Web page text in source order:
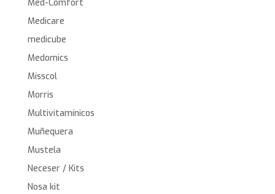
Med-Comfort
Medicare
medicube
Medomics
Misscol
Morris
Multivitamínicos
Muñequera
Mustela
Neceser / Kits
Nosa kit